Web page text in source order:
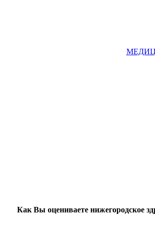
Как Вы оцениваете нижегородское